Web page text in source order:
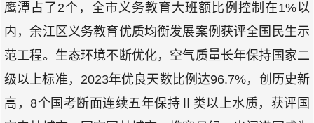
鹰潭占了2个，全市义务教育大班额比例控制在1%以
内，余江区义务教育优质均衡发展案例获评全国民生示
范工程。生态环境不断优化，空气质量长年保持国家二
级以上标准，2023年优良天数比例达96.7%，创历史新
高，8个国考断面连续五年保持Ⅱ类以上水质，获评国